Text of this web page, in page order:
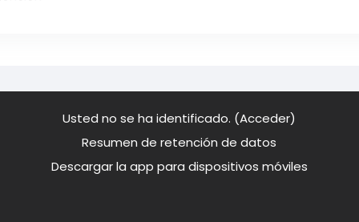
Usted no se ha identificado. (Acceder)
Resumen de retención de datos
Descargar la app para dispositivos móviles